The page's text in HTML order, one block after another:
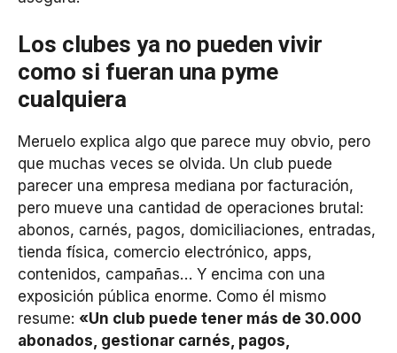
Los clubes ya no pueden vivir
como si fueran una pyme
cualquiera
Meruelo explica algo que parece muy obvio, pero
que muchas veces se olvida. Un club puede
parecer una empresa mediana por facturación,
pero mueve una cantidad de operaciones brutal:
abonos, carnés, pagos, domiciliaciones, entradas,
tienda física, comercio electrónico, apps,
contenidos, campañas… Y encima con una
exposición pública enorme. Como él mismo
resume: «Un club puede tener más de 30.000
abonados, gestionar carnés, pagos,